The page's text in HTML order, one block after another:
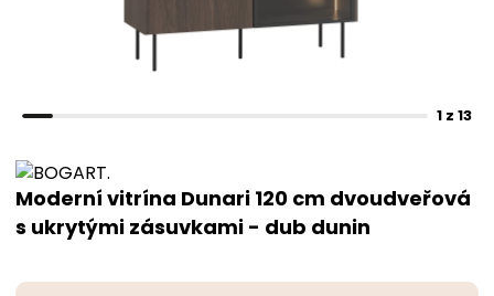
1 z 13
Moderní vitrína Dunari 120 cm dvoudveřová
s ukrytými zásuvkami - dub dunin